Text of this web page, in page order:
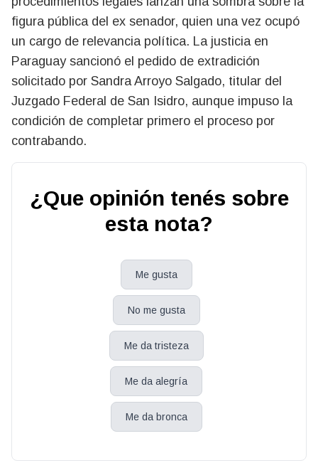
figura pública del ex senador, quien una vez ocupó
un cargo de relevancia política. La justicia en
Paraguay sancionó el pedido de extradición
solicitado por Sandra Arroyo Salgado, titular del
Juzgado Federal de San Isidro, aunque impuso la
condición de completar primero el proceso por
contrabando.
¿Que opinión tenés sobre
esta nota?
Me gusta
No me gusta
Me da tristeza
Me da alegría
Me da bronca